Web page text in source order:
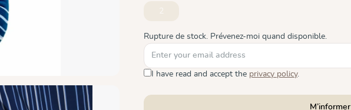
2
Rupture de stock. Prévenez-moi quand disponible.
I have read and accept the privacy policy.
M’informer